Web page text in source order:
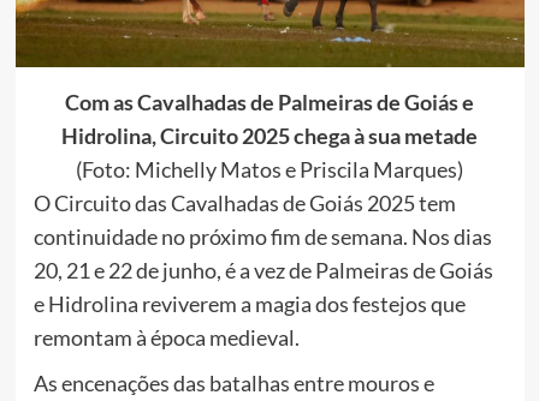
Com as Cavalhadas de Palmeiras de Goiás e
Hidrolina, Circuito 2025 chega à sua metade
(Foto: Michelly Matos e Priscila Marques)
O Circuito das Cavalhadas de Goiás 2025 tem
continuidade no próximo fim de semana. Nos dias
20, 21 e 22 de junho, é a vez de Palmeiras de Goiás
e Hidrolina reviverem a magia dos festejos que
remontam à época medieval.
As encenações das batalhas entre mouros e